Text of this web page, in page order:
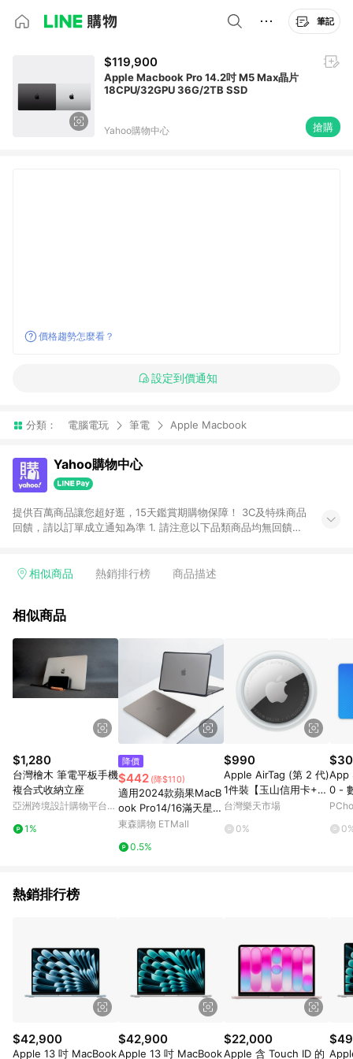
筆記
$119,900
Apple Macbook Pro 14.2吋 M5 Max晶片
18CPU/32GPU 36G/2TB SSD
Yahoo購物中心 搶購
價格趨勢怎麼看？
設定到價通知
分類： 電腦電玩 筆電 Apple Macbook
Yahoo購物中心
提供百萬商品讓您超好逛，15天鑑賞期購物保障！ 3C及特殊商品
回饋，請以訂單成立通知為準 1. 請注意以下品類商品均無回饋：
電玩/遊戲/相機/單眼/鏡頭/拍立得 [2024/6/1起適用] -內接硬
的購回饋活動享Yahoo超贈點回饋者 - 購物中心商店之商品：商
3. 訂單回饋金額將扣除運費/購物金/超贈點/福利金/紅利折抵/折
價券等虛擬貨幣折抵 4. 大宗採購或批發轉賣不具回饋資格： 如
有相關事證認定您為大宗採購、批發轉賣而非最終消費使用者，
相關認定以Yahoo購物中心之認定為準
相似商品 熱銷排行榜 商品描述
相似商品
$1,280
台灣檜木 筆電平板手機
複合式收納立座
亞洲跨境設計購物平台
1%
降價
$442 (降$110)
適用2024款蘋果MacB
ook Pro14/16滿天星保
護殼A3113 M3電腦套
殼A2780全包15磨砂殼
東森購物 ETMall
0.5%
$990
Apple AirTag (第 2 代)
1件裝【玉山信用卡+A
PP下單最高7%回饋★
台灣樂天市場
0%
App
0 -
熱銷排行榜
$42,900
Apple 13 吋 MacBook
$42,900
Apple 13 吋 MacBook
$22,000
Apple 含 Touch ID 的